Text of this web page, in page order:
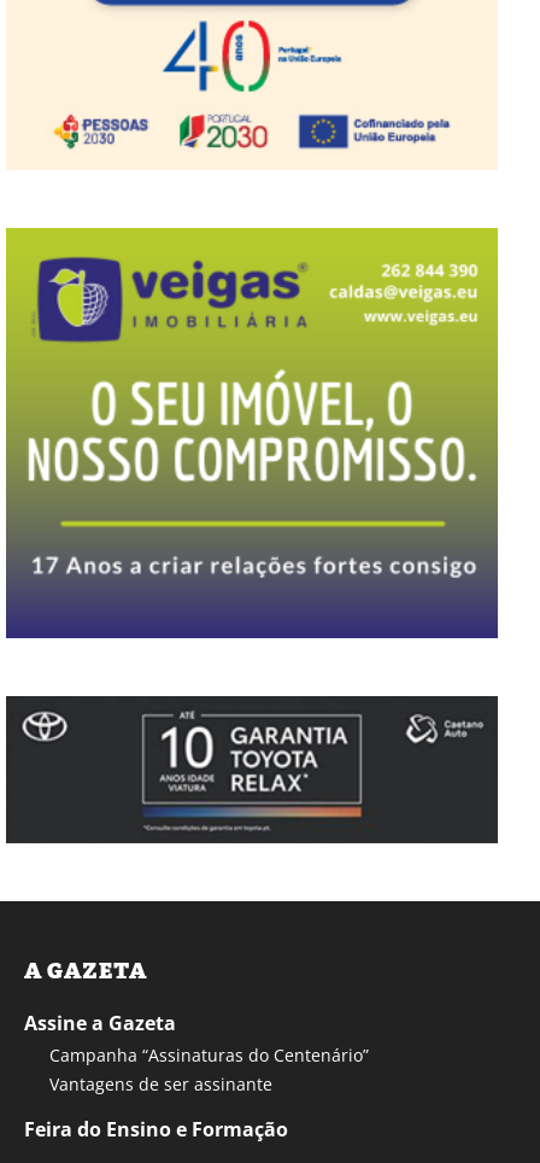
A GAZETA
Assine a Gazeta
Campanha “Assinaturas do Centenário”
Vantagens de ser assinante
Feira do Ensino e Formação